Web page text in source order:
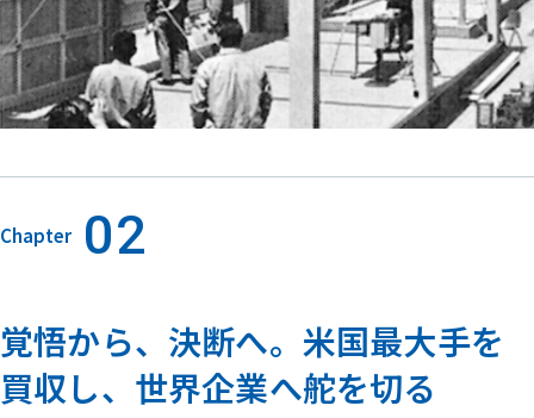
Chapter 02
覚悟から、決断へ。米国最大手を
買収し、世界企業へ舵を切る